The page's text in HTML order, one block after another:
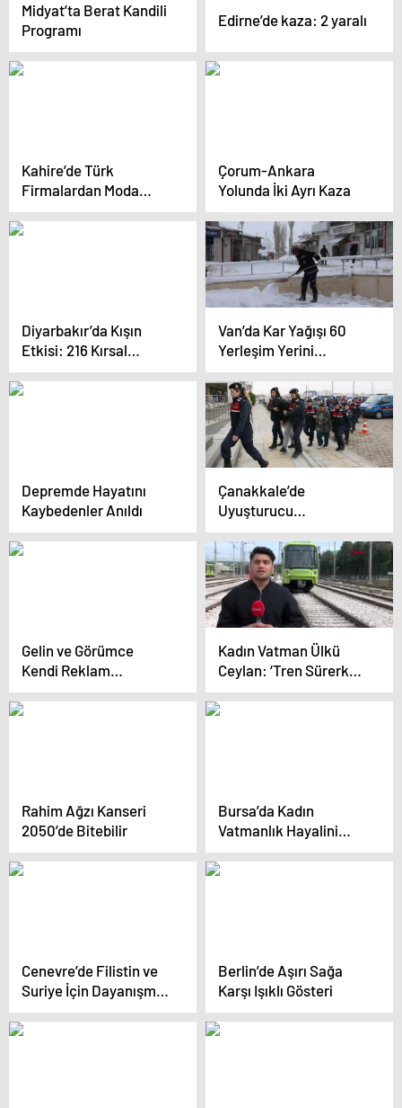
Midyat’ta Berat Kandili
Programı
Edirne’de kaza: 2 yaralı
Kahire’de Türk
Firmalardan Moda
Fuarı
Çorum-Ankara
Yolunda İki Ayrı Kaza
Diyarbakır’da Kışın
Etkisi: 216 Kırsal
Mahalle Yolu Açıldı
Van’da Kar Yağışı 60
Yerleşim Yerini
Ulaşıma Kapattı
Depremde Hayatını
Kaybedenler Anıldı
Çanakkale’de
Uyuşturucu
Operasyonu
Gelin ve Görümce
Kendi Reklam
Şirketlerini Kurdu
Kadın Vatman Ülkü
Ceylan: ‘Tren Sürerken
Kadınlardan Kalp
İşareti Alıyorum’
Rahim Ağzı Kanseri
2050’de Bitebilir
Bursa’da Kadın
Vatmanlık Hayalini
Gerçekleştiren Ülkü
Ceylan
Cenevre’de Filistin ve
Suriye İçin Dayanışma
Yürüyüşü
Berlin’de Aşırı Sağa
Karşı Işıklı Gösteri